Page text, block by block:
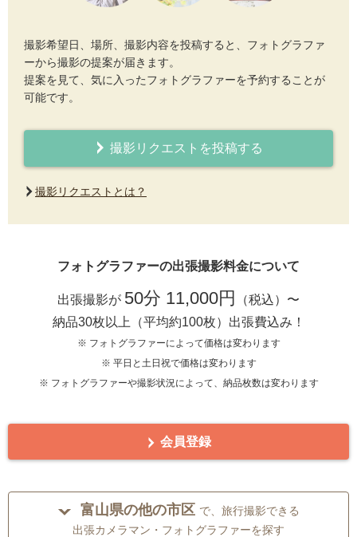
撮影希望日、場所、撮影内容を投稿すると、フォトグラファ
ーから撮影の提案が届きます。
提案を見て、気に入ったフォトグラファーを予約することが
可能です。
撮影リクエストを投稿する
撮影リクエストとは？
フォトグラファーの出張撮影料金について
出張撮影が 50分 11,000円
（税込）〜
納品30枚以上（平均約100枚）出張費込み！
※ フォトグラファーによって価格は変わります
※ 平日と土日祝で価格は変わります
※ フォトグラファーや撮影状況によって、納品枚数は変わります
会員登録
富山県の他の市区 で、旅行撮影できる
出張カメラマン・フォトグラファーを探す